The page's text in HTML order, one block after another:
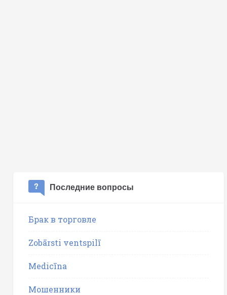
Последние вопросы
Брак в торговле
Zobārsti ventspilī
Medicīna
Мошенники